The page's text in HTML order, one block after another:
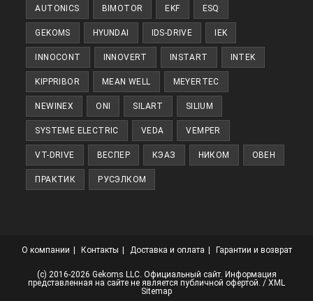
вкладке
AUTONICS BIMOTOR EKF ESQ
GEKOMS HYUNDAI IDS-DRIVE IEK
INNOCONT INNOVERT INSTART INTEK
KIPPRIBOR MEAN WELL MEYERTEC
NEWINEX ONI SILART SILIUM
SYSTEME ELECTRIC VEDA VEMPER
VT-DRIVE ВЕСПЕР КЭАЗ НИКОМ ОВЕН
ПРАКТИК РУСЭЛКОМ
О компании Контакты Доставка и оплата Гарантии и возврат
(с) 2016-2026 Gekoms LLC. Официальный сайт. Информация
представленная на сайте не является публичной офертой. / XML
Sitemap